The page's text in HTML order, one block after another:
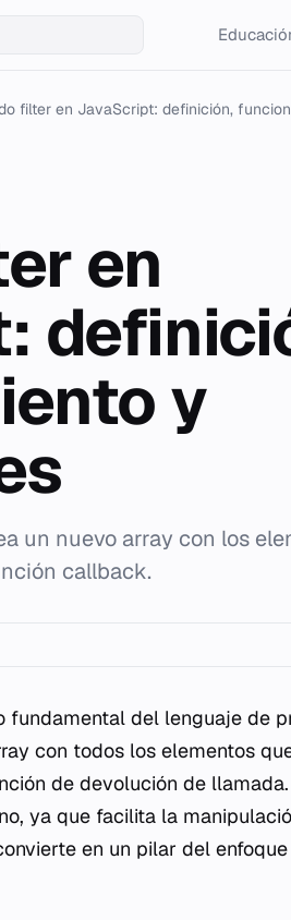
filter en JavaScript: definición,
en
y
un nuevo array con los
callback.
fundamental del lenguaje de
con todos los elementos
de devolución de
ya que facilita la
en un pilar del